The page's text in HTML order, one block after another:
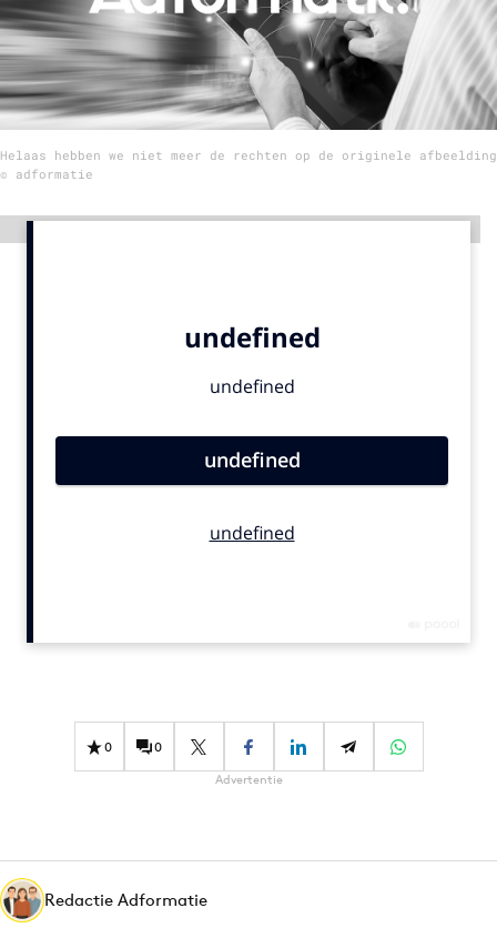
Home
9 sept: GenAI-training
12 nov: MarketingLive!
Adverteren
Events
Carriere
Design
Diversiteit
Effectiviteit
Martech
Media
Helaas hebben we niet meer de rechten op de originele afbeelding
© adformatie
0 0
Advertentie
Redactie Adformatie